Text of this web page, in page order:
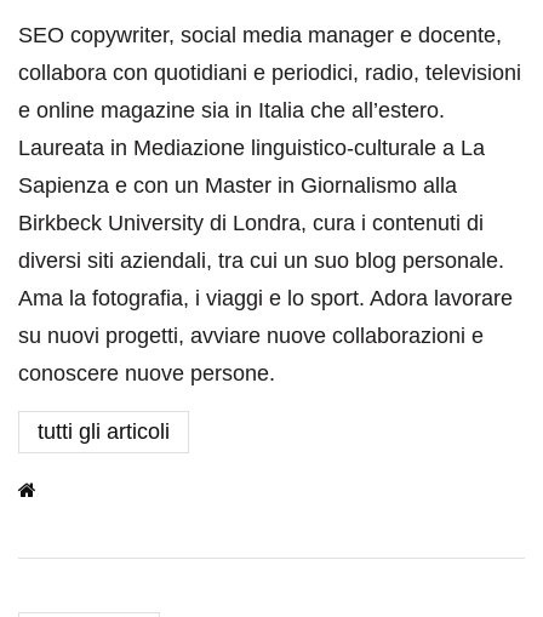
SEO copywriter, social media manager e docente,
collabora con quotidiani e periodici, radio, televisioni
e online magazine sia in Italia che all’estero.
Laureata in Mediazione linguistico-culturale a La
Sapienza e con un Master in Giornalismo alla
Birkbeck University di Londra, cura i contenuti di
diversi siti aziendali, tra cui un suo blog personale.
Ama la fotografia, i viaggi e lo sport. Adora lavorare
su nuovi progetti, avviare nuove collaborazioni e
conoscere nuove persone.
tutti gli articoli